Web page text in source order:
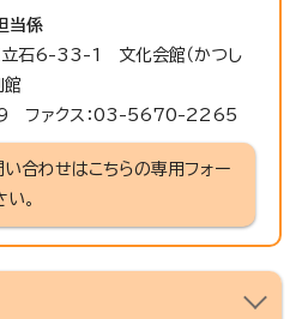
当係
石6-33-1 文化会館（かつし
館
ファクス：03-5670-2265
合わせはこちらの専用フォー
。